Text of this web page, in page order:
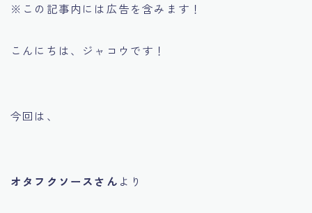
※この記事内には広告を含みます！
こんにちは、ジャコウです！
今回は、
オタフクソースさん より